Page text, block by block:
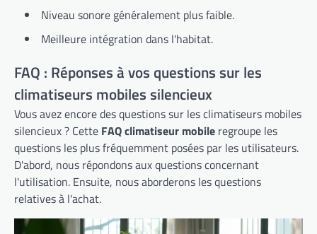
Niveau sonore généralement plus faible.
Meilleure intégration dans l'habitat.
FAQ : Réponses à vos questions sur les
climatiseurs mobiles silencieux
Vous avez encore des questions sur les climatiseurs mobiles
silencieux ? Cette FAQ climatiseur mobile regroupe les
questions les plus fréquemment posées par les utilisateurs.
D'abord, nous répondons aux questions concernant
l'utilisation. Ensuite, nous aborderons les questions
relatives à l'achat.